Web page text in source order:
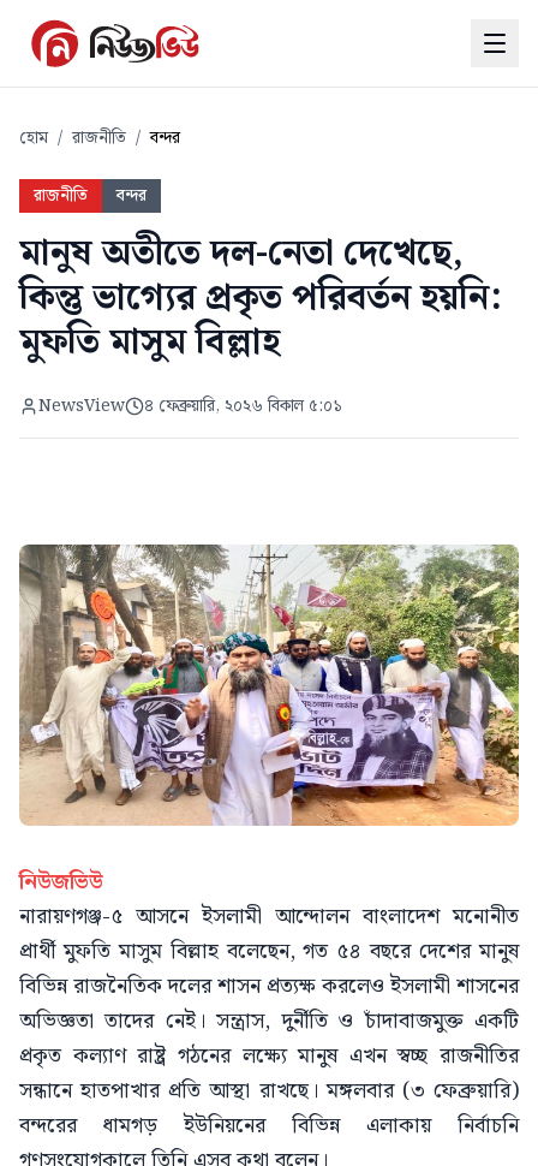
হোম / রাজনীতি / বন্দর
রাজনীতি বন্দর
মানুষ অতীতে দল-নেতা দেখেছে,
কিন্তু ভাগ্যের প্রকৃত পরিবর্তন হয়নি:
মুফতি মাসুম বিল্লাহ
NewsView ৪ ফেব্রুয়ারি, ২০২৬ বিকাল ৫:০১
নিউজভিউ
নারায়ণগঞ্জ-৫ আসনে ইসলামী আন্দোলন বাংলাদেশ মনোনীত
প্রার্থী মুফতি মাসুম বিল্লাহ বলেছেন, গত ৫৪ বছরে দেশের মানুষ
বিভিন্ন রাজনৈতিক দলের শাসন প্রত্যক্ষ করলেও ইসলামী শাসনের
অভিজ্ঞতা তাদের নেই। সন্ত্রাস, দুর্নীতি ও চাঁদাবাজমুক্ত একটি
প্রকৃত কল্যাণ রাষ্ট্র গঠনের লক্ষ্যে মানুষ এখন স্বচ্ছ রাজনীতির
সন্ধানে হাতপাখার প্রতি আস্থা রাখছে। মঙ্গলবার (৩ ফেব্রুয়ারি)
বন্দরের ধামগড় ইউনিয়নের বিভিন্ন এলাকায় নির্বাচনি